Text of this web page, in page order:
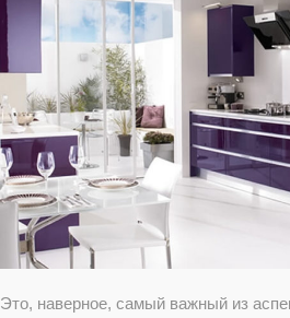
Это, наверное, самый важный из